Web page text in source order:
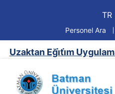
TR
Personel Ara
Uzaktan Eği̇ti̇m